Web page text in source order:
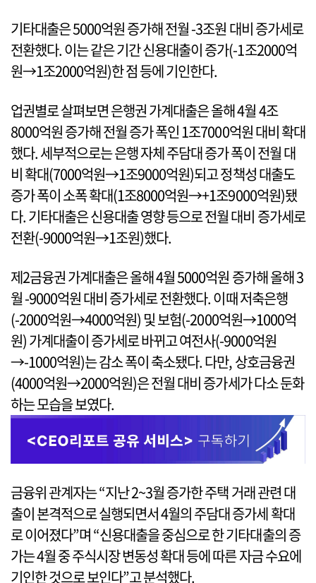
기타대출은 5000억원 증가해 전월 -3조원 대비 증가세로
전환했다. 이는 같은 기간 신용대출이 증가(-1조2000억
원→1조2000억원)한 점 등에 기인한다.
업권별로 살펴보면 은행권 가계대출은 올해 4월 4조
8000억원 증가해 전월 증가 폭인 1조7000억원 대비 확대
했다. 세부적으로는 은행 자체 주담대 증가 폭이 전월 대
비 확대(7000억원→1조9000억원)되고 정책성 대출도
증가 폭이 소폭 확대(1조8000억원→+1조9000억원)됐
다. 기타대출은 신용대출 영향 등으로 전월 대비 증가세로
전환(-9000억원→1조원)했다.
제2금융권 가계대출은 올해 4월 5000억원 증가해 올해 3
월 -9000억원 대비 증가세로 전환했다. 이때 저축은행
(-2000억원→4000억원) 및 보험(-2000억원→1000억
원) 가계대출이 증가세로 바뀌고 여전사(-9000억원
→-1000억원)는 감소 폭이 축소됐다. 다만, 상호금융권
(4000억원→2000억원)은 전월 대비 증가세가 다소 둔화
하는 모습을 보였다.
금융위 관계자는 “지난 2~3월 증가한 주택 거래 관련 대
출이 본격적으로 실행되면서 4월의 주담대 증가세 확대
로 이어졌다”며 “신용대출을 중심으로 한 기타대출의 증
가는 4월 중 주식시장 변동성 확대 등에 따른 자금 수요에
기인한 것으로 보인다”고 분석했다.